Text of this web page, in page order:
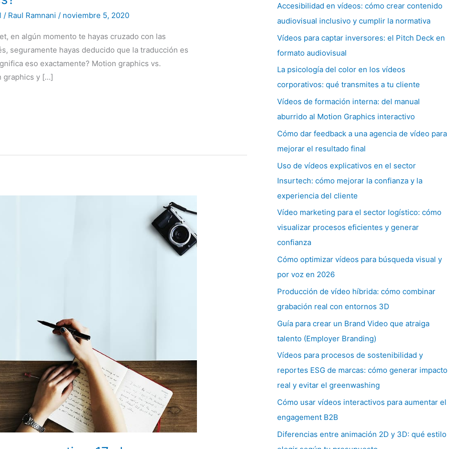
/ Raul Ramnani/ noviembre 5, 2020
en algún momento te hayas cruzado con las
seguramente hayas deducido que la traducción es
eso exactamente? Motion graphics vs.
graphics y […]
Accesibilidad en vídeos: cómo crear contenido
audiovisual inclusivo y cumplir la normativa
Vídeos para captar inversores: el Pitch Deck en
formato audiovisual
La psicología del color en los vídeos
corporativos: qué transmites a tu cliente
Vídeos de formación interna: del manual
aburrido al Motion Graphics interactivo
Cómo dar feedback a una agencia de vídeo para
mejorar el resultado final
Uso de vídeos explicativos en el sector
Insurtech: cómo mejorar la confianza y la
experiencia del cliente
Vídeo marketing para el sector logístico: cómo
visualizar procesos eficientes y generar
confianza
Cómo optimizar vídeos para búsqueda visual y
por voz en 2026
Producción de vídeo híbrida: cómo combinar
grabación real con entornos 3D
Guía para crear un Brand Video que atraiga
talento (Employer Branding)
Vídeos para procesos de sostenibilidad y
reportes ESG de marcas: cómo generar impacto
real y evitar el greenwashing
Cómo usar vídeos interactivos para aumentar el
engagement B2B
Diferencias entre animación 2D y 3D: qué estilo